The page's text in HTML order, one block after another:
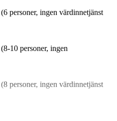
personer, ingen värdinnetjänst
10 personer, ingen
personer, ingen värdinnetjänst